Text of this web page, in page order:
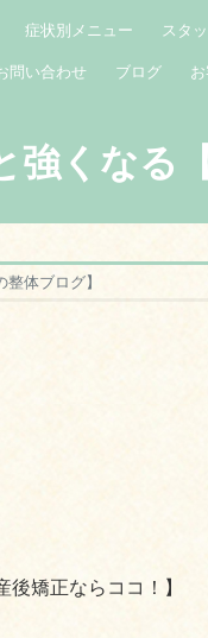
症状別メニュー スタ
問い合わせ ブログ
くなる
体ブログ】
矯正ならココ！】